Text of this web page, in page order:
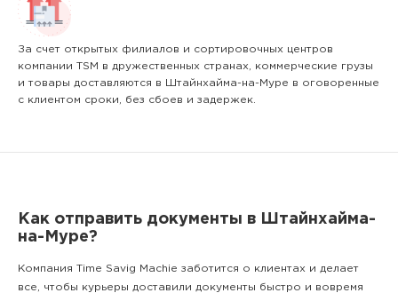
За счет открытых филиалов и сортировочных центров
компании TSM в дружественных странах, коммерческие грузы
и товары доставляются в Штайнхайма-на-Муре в оговоренные
с клиентом сроки, без сбоев и задержек.
Как отправить документы в Штайнхайма-
на-Муре?
Компания Time Savig Machie заботится о клиентах и делает
все, чтобы курьеры доставили документы быстро и вовремя